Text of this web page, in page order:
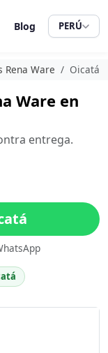
Blog PERÚ
Ware Oicatá
Ware en
entrega.